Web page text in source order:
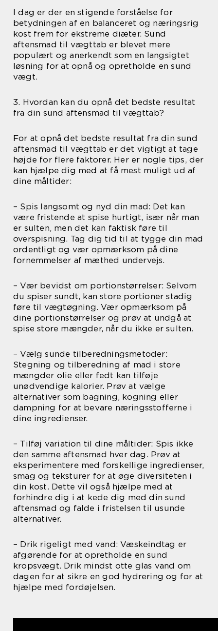
I dag er der en stigende forståelse for
betydningen af en balanceret og næringsrig
kost frem for ekstreme diæter. Sund
aftensmad til vægttab er blevet mere
populært og anerkendt som en langsigtet
løsning for at opnå og opretholde en sund
vægt.
3. Hvordan kan du opnå det bedste resultat
fra din sund aftensmad til vægttab?
For at opnå det bedste resultat fra din sund
aftensmad til vægttab er det vigtigt at tage
højde for flere faktorer. Her er nogle tips, der
kan hjælpe dig med at få mest muligt ud af
dine måltider:
– Spis langsomt og nyd din mad: Det kan
være fristende at spise hurtigt, især når man
er sulten, men det kan faktisk føre til
overspisning. Tag dig tid til at tygge din mad
ordentligt og vær opmærksom på dine
fornemmelser af mæthed undervejs.
– Vær bevidst om portionstørrelser: Selvom
du spiser sundt, kan store portioner stadig
føre til vægtøgning. Vær opmærksom på
dine portionstørrelser og prøv at undgå at
spise store mængder, når du ikke er sulten.
– Vælg sunde tilberedningsmetoder:
Stegning og tilberedning af mad i store
mængder olie eller fedt kan tilføje
unødvendige kalorier. Prøv at vælge
alternativer som bagning, kogning eller
dampning for at bevare næringsstofferne i
dine ingredienser.
– Tilføj variation til dine måltider: Spis ikke
den samme aftensmad hver dag. Prøv at
eksperimentere med forskellige ingredienser,
smag og teksturer for at øge diversiteten i
din kost. Dette vil også hjælpe med at
forhindre dig i at kede dig med din sund
aftensmad og falde i fristelsen til usunde
alternativer.
– Drik rigeligt med vand: Væskeindtag er
afgørende for at opretholde en sund
kropsvægt. Drik mindst otte glas vand om
dagen for at sikre en god hydrering og for at
hjælpe med fordøjelsen.